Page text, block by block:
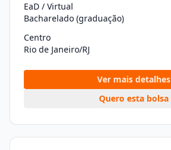
EaD / Virtual
Bacharelado (graduação)
Centro
Rio de Janeiro/RJ
Ver mais detalhes
Quero esta bolsa